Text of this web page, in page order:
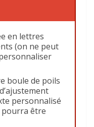
en lettres
(on ne peut
boule de poils
personnalisé
pourra être